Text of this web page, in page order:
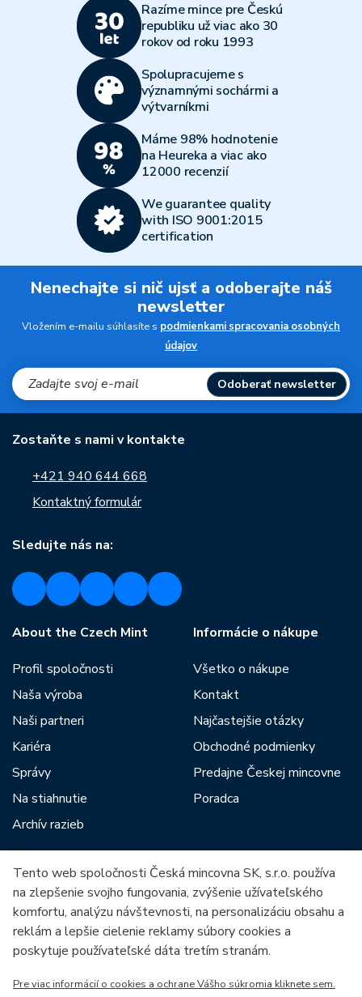
Razíme mince pre Českú
republiku už viac ako 30
rokov od roku 1993
Spolupracujeme s
významnými sochármi a
výtvarníkmi
Máme 98% hodnotenie
na Heureka a viac ako
12000 recenzií
We guarantee quality
with ISO 9001:2015
certification
Nenechajte si nič ujsť a odoberajte náš
newsletter
Vložením e-mailu súhlasíte s podmienkami spracovania osobných
údajov
Odoberať newsletter
Zostaňte s nami v kontakte
+421 940 644 668
Kontaktný formulár
Sledujte nás na:
About the Czech Mint
Profil spoločnosti
Naša výroba
Naši partneri
Kariéra
Správy
Na stiahnutie
Archív razieb
Informácie o nákupe
Všetko o nákupe
Kontakt
Najčastejšie otázky
Obchodné podmienky
Predajne Českej mincovne
Poradca
Medzi našich partnerov patria:
Európska únia
Tento web spoločnosti Česká mincovna SK, s.r.o. používa
na zlepšenie svojho fungovania, zvýšenie užívateľského
komfortu, analýzu návštevnosti, na personalizáciu obsahu a
reklám a lepšie cielenie reklamy súbory cookies a
poskytuje používateľské dáta tretím stranám.
Pre viac informácií o cookies a ochrane Vášho súkromia kliknete sem.